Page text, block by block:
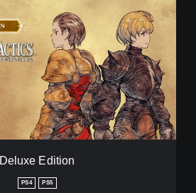
Deluxe Edition
PS4 PS5